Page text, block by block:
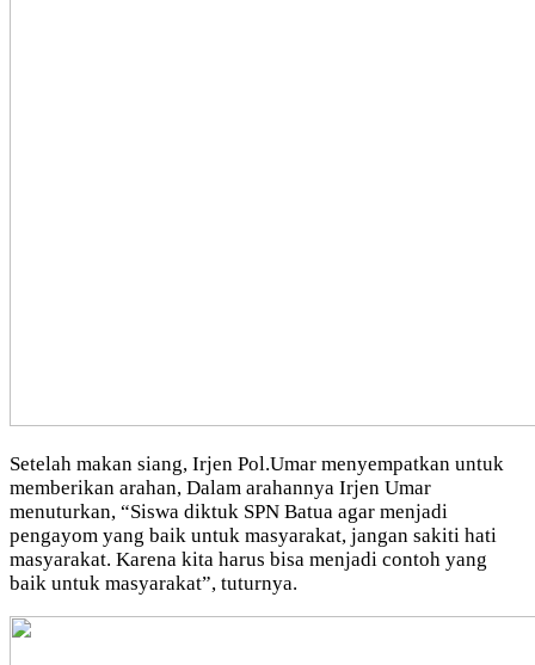
Setelah makan siang, Irjen Pol.Umar menyempatkan untuk
memberikan arahan, Dalam arahannya Irjen Umar
menuturkan, “Siswa diktuk SPN Batua agar menjadi
pengayom yang baik untuk masyarakat, jangan sakiti hati
masyarakat. Karena kita harus bisa menjadi contoh yang
baik untuk masyarakat”, tuturnya.